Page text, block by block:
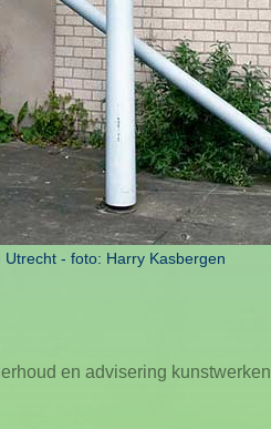
- foto: Harry Kasbergen
en advisering kunstwerken